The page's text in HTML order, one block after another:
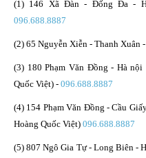
(1) 146 Xã Đàn - Đống Đa -
096.688.8887
(2) 65 Nguyễn Xiễn - Thanh Xuân
(3) 180 Phạm Văn Đồng - Hà
Quốc Việt) - 096.688.8887
(4) 154 Phạm Văn Đồng - Cầu
Hoàng Quốc Việt) 096.688.8887
(5) 807 Ngô Gia Tự - Long Biên -